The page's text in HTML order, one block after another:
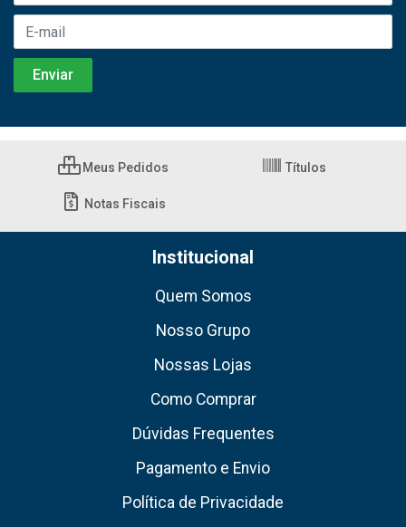
Meus Pedidos Títulos
Notas Fiscais
Institucional
Quem Somos
Nosso Grupo
Nossas Lojas
Como Comprar
Dúvidas Frequentes
Pagamento e Envio
Política de Privacidade